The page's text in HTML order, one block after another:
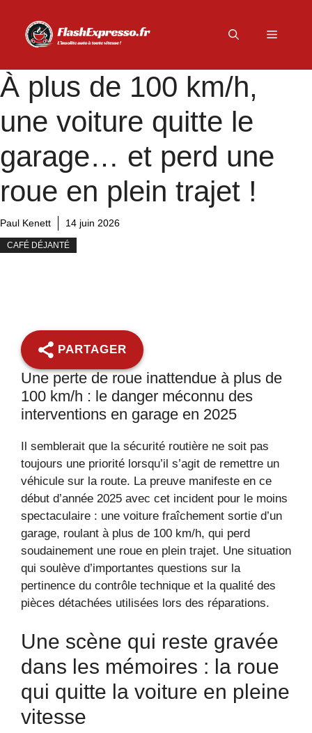
contenu
Menu
À plus de 100 km/h,
une voiture quitte le
garage… et perd une
roue en plein trajet !
Paul Kenett 14 juin 2026
CAFÉ DÉJANTÉ
PARTAGER
Une perte de roue inattendue à plus de
100 km/h : le danger méconnu des
interventions en garage en 2025
Il semblerait que la sécurité routière ne soit pas
toujours une priorité lorsqu’il s’agit de remettre un
véhicule sur la route. La preuve manifeste en ce
début d’année 2025 avec cet incident pour le moins
spectaculaire : une voiture fraîchement sortie d’un
garage, roulant à plus de 100 km/h, qui perd
soudainement une roue en plein trajet. Une situation
qui soulève d’importantes questions sur la
pertinence du contrôle technique et la qualité des
pièces détachées utilisées lors des réparations.
Une scène qui reste gravée
dans les mémoires : la roue
qui quitte la voiture en pleine
vitesse